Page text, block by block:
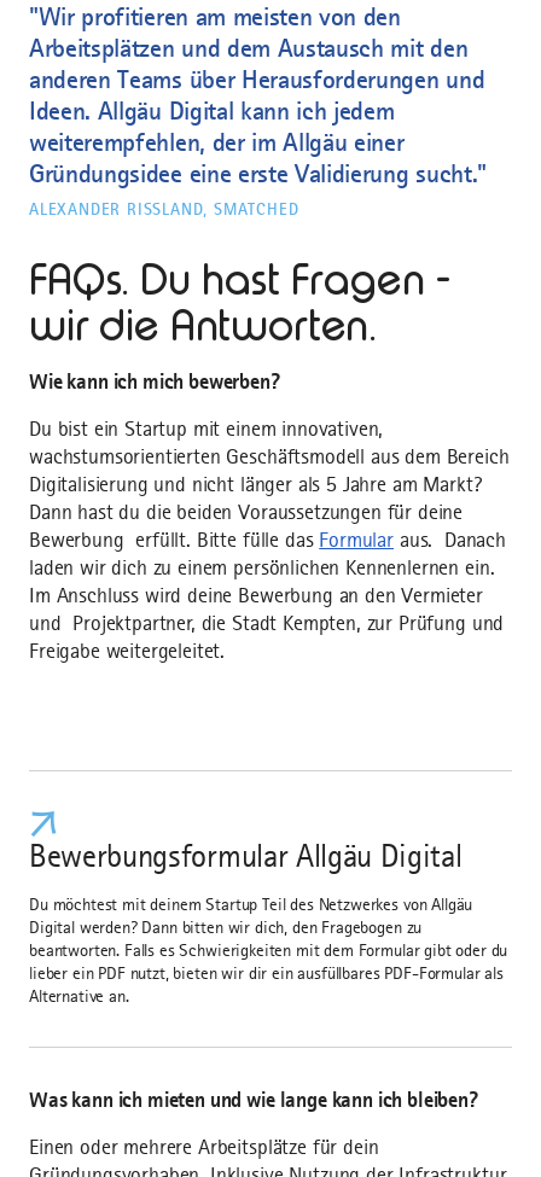
"Wir profitieren am meisten von den
Arbeitsplätzen und dem Austausch mit den
anderen Teams über Herausforderungen und
Ideen. Allgäu Digital kann ich jedem
weiterempfehlen, der im Allgäu einer
Gründungsidee eine erste Validierung sucht."
ALEXANDER RISSLAND, SMATCHED
FAQs. Du hast Fragen -
wir die Antworten.
Wie kann ich mich bewerben?
Du bist ein Startup mit einem innovativen,
wachstumsorientierten Geschäftsmodell aus dem Bereich
Digitalisierung und nicht länger als 5 Jahre am Markt?
Dann hast du die beiden Voraussetzungen für deine
Bewerbung erfüllt. Bitte fülle das Formularaus. Danach
laden wir dich zu einem persönlichen Kennenlernen ein.
Im Anschluss wird deine Bewerbung an den Vermieter
und Projektpartner, die Stadt Kempten, zur Prüfung und
Freigabe weitergeleitet.
Bewerbungsformular Allgäu Digital
Du möchtest mit deinem Startup Teil des Netzwerkes von Allgäu
Digital werden? Dann bitten wir dich, den Fragebogen zu
beantworten. Falls es Schwierigkeiten mit dem Formular gibt oder du
lieber ein PDF nutzt, bieten wir dir ein ausfüllbares PDF-Formular als
Alternative an.
Was kann ich mieten und wie lange kann ich bleiben?
Einen oder mehrere Arbeitsplätze für dein